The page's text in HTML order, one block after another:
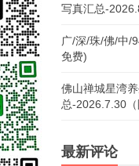
写真汇总-
广/深/珠/佛/中/
免费)
佛山禅城星湾
总-2026.7.30（
最新评论